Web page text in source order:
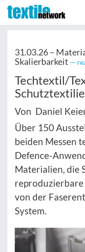
31.03.26 –
Skalierbarkeit —
Techtextil/
Von Daniel
Über 150
beiden Messen
Defence-
Materialien, die
von der
System.